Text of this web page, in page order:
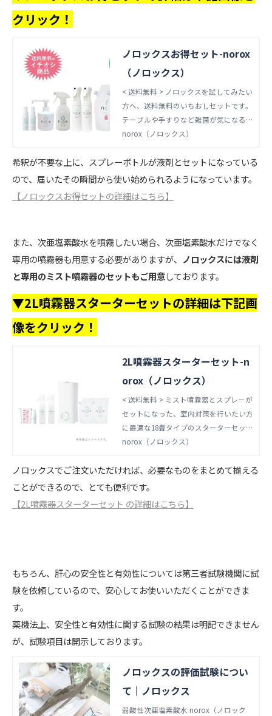
クリック！
ノロックスお得セット-norox
（ノロックス）
< 送料無料 > ノロックスを試してみたい
方へ、送料無料のいちおしセットです。
テーブルや手すりなど雑菌が気になる所
や、キッチンやトイレなどニオイの気に
スプレーセットとなります。 通常スプ
レーと細かいミストでより広範囲に噴射
スプレー、コンパクトで持ち運びができ
合計価格：6,765円⇒1,765円引きの特別
セット価格5,000円 セット内容 フレア
ソルミストスプレー空ボトル（330ml）
本 ポンプ式スプレー空ボトル（300m
ートタイプ） ご利用 2Lの液剤1本で、
だけます
norox（ノロックス）
希釈が不要な上に、スプレーボトルが液剤とセットになっている
ので、届いたその瞬間から使い始められるようになっています。
【ノロックスお得セットの詳細はこちら】
また、次亜塩素酸水を噴霧したい場合、次亜塩素酸水だけでなく
専用の噴霧器も用意する必要がありますが、 ノロックスには液剤
と専用のミスト噴霧器のセットもご用意しております。
▼2L噴霧器スターターセットの詳細は下記画
像をクリック！
2L噴霧器スターターセット-n
orox（ノロックス）
< 送料無料 > ミスト噴霧器とスプレーが
セットになった、室内対策を行いたい方
に最適な18畳タイプのスターターセッ
ト！ 液剤パウチとスプレーがついてお
にオススメなセット商品です。 セット
内容 専用ミスト噴霧器（タンク2L）1
ル（330ml）2本 ミニスプレー空ボト
ミスト噴霧器の中に同梱されておりま
で薄めて使う希釈タイプ） ご利用 ス
いただけます。 噴霧器のみの利用
で、約1〜2週間ご利用いただけます。
norox（ノロックス）
ノロックスでご注文いただければ、必要なものをまとめて揃える
ことができるので、とても便利です。
【2L噴霧器スターターセット の詳細はこちら】
もちろん、肝心の安全性と有効性については第三者試験機関に試
験を依頼しているので、安心してお使いいただくことができま
す。
薬機法上、安全性と有効性に関する試験の結果は明記できません
が、試験項目は開示しております。
ノロックスの評価試験につい
て｜ノロックス
弱酸性次亜塩素酸水 norox（ノロック